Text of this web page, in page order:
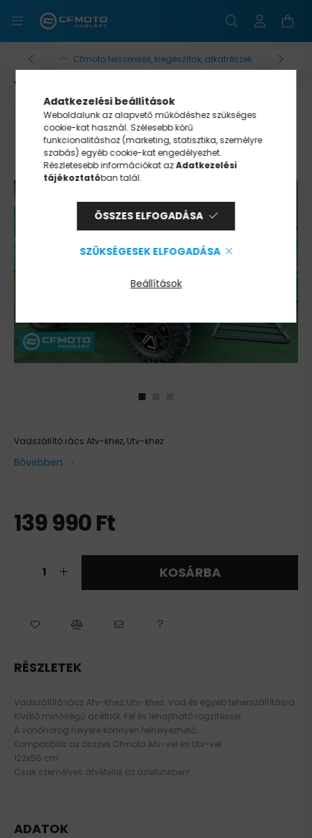
Cfmoto felszerelés, kiegészítők, alkatrészek
VADSZÁLLÍTÓ
Vadszállító rács Atv-khez, Utv-khez.
Bővebben
139 990Ft
KOSÁRBA
RÉSZLETEK
Vadszállító rács Atv-khez, Utv-khez. Vad és egyéb teherszállításra.
Kiváló minőségű acélból. Fel és lehajtható rögzítéssel.
A vonóhorog helyére könnyen felhelyezhető.
Kompatibilis az összes Cfmoto Atv-vel és Utv-vel.
122x55 cm
Csak személyes átvétellel az üzletünkben!
ADATOK
Adatkezelési beállítások
Weboldalunk az alapvető működéshez szükséges
cookie-kat használ. Szélesebb körű
funkcionalitáshoz (marketing, statisztika, személyre
szabás) egyéb cookie-kat engedélyezhet.
Részletesebb információkat azAdatkezelési
tájékoztatóban talál.
ÖSSZES ELFOGADÁSA
SZÜKSÉGESEK ELFOGADÁSA
Beállítások